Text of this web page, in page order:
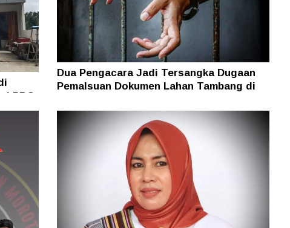
PBG
Dua Pengacara Jadi Tersangka Dugaan
Pemalsuan Dokumen Lahan Tambang di